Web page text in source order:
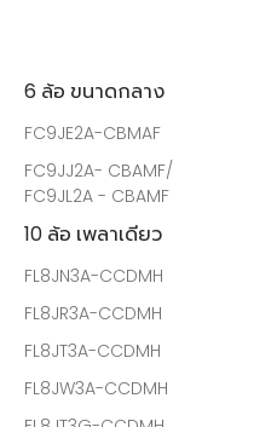
6 ล้อ ขนาดกลาง
FC9JE2A-CBMAF
FC9JJ2A- CBAMF/
FC9JL2A - CBAMF
10 ล้อ เพลาเดียว
FL8JN3A-CCDMH
FL8JR3A-CCDMH
FL8JT3A-CCDMH
FL8JW3A-CCDMH